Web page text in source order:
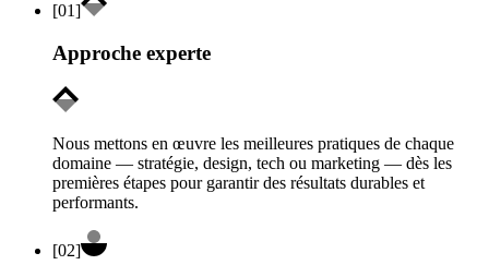
[01]
Approche experte
Nous mettons en œuvre les meilleures pratiques de chaque
domaine — stratégie, design, tech ou marketing — dès les
premières étapes pour garantir des résultats durables et
performants.
[02]